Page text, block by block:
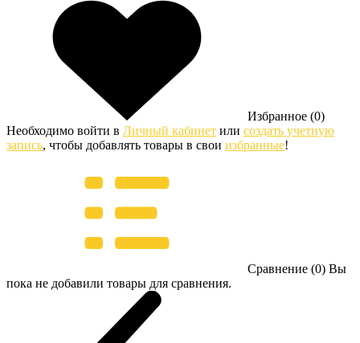
Избранное (0)
Необходимо войти в Личный кабинет или создать учетную
запись, чтобы добавлять товары в свои избранные!
Сравнение (0) Вы
пока не добавили товары для сравнения.